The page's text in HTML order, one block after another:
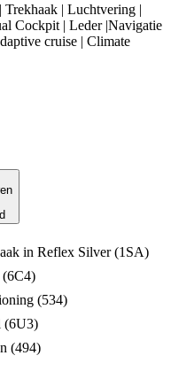
| Luchtvering |
Cockpit | Leder |Navigatie
cruise | Climate
in Reflex Silver (1SA)
(6C4)
(534)
(6U3)
(494)